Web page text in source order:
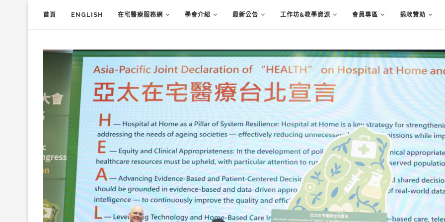
首頁 ENGLISH 在宅醫療服務網 學會介紹 最新公告 工作坊&教學資源 會員專區 捐款贊助